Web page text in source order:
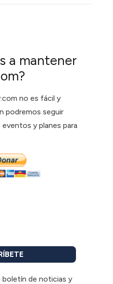
a mantener
no es fácil y
podremos seguir
y planes para
de noticias y